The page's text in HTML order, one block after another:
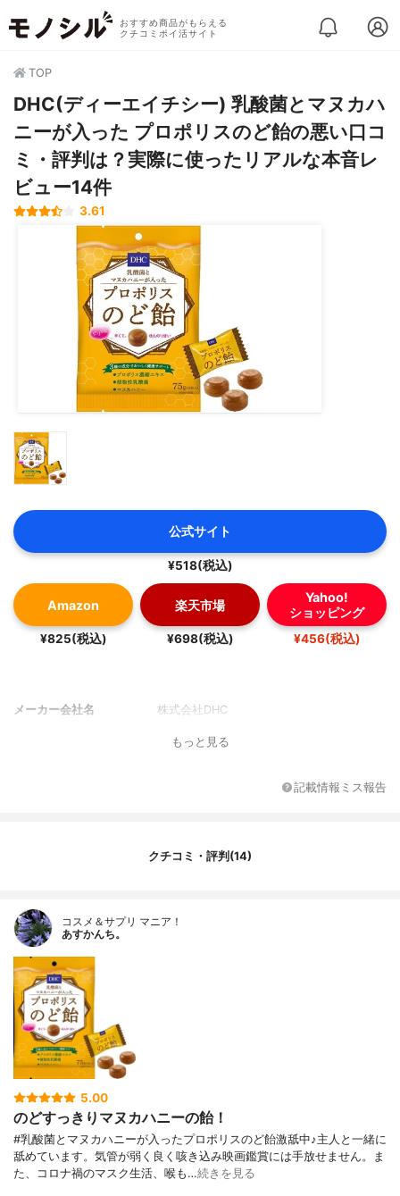
おすすめ商品がもらえる
クチコミポイ活サイト
TOP
DHC(ディーエイチシー) 乳酸菌とマヌカハ
ニーが入った プロポリスのど飴の悪い口コ
ミ・評判は？実際に使ったリアルな本音レ
ビュー14件
3.61
公式サイト
¥518(税込)
Amazon
¥825(税込)
楽天市場
¥698(税込)
Yahoo!
ショッピング
¥456(税込)
メーカー会社名 株式会社DHC
もっと見る
記載情報ミス報告
クチコミ・評判(14)
コスメ＆サプリ マニア！
あすかんち。
5.00
のどすっきりマヌカハニーの飴！
#乳酸菌とマヌカハニーが入ったプロポリスのど飴激舐中♪主人と一緒に
舐めています。気管が弱く良く咳き込み映画鑑賞には手放せません。ま
た、コロナ禍のマスク生活、喉も…続きを見る